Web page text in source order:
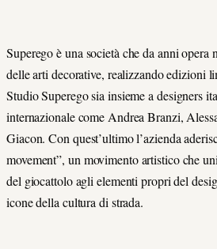
Superego è una società che da anni opera
delle arti decorative, realizzando edizioni
Studio Superego sia insieme a designers
internazionale come Andrea Branzi,
Giacon. Con quest’ultimo l’azienda
movement”, un movimento artistico che
del giocattolo agli elementi propri del
icone della cultura di strada.